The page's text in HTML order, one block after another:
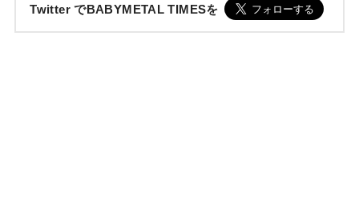
Twitter でBABYMETAL TIMESを